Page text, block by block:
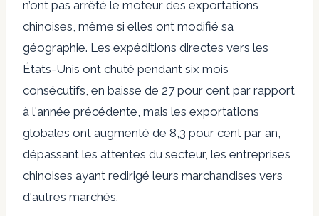
n’ont pas arrêté le moteur des exportations
chinoises, même si elles ont modifié sa
géographie. Les expéditions directes vers les
États-Unis ont chuté pendant six mois
consécutifs, en baisse de 27 pour cent par rapport
à l'année précédente, mais les exportations
globales ont augmenté de 8,3 pour cent par an,
dépassant les attentes du secteur, les entreprises
chinoises ayant redirigé leurs marchandises vers
d'autres marchés.